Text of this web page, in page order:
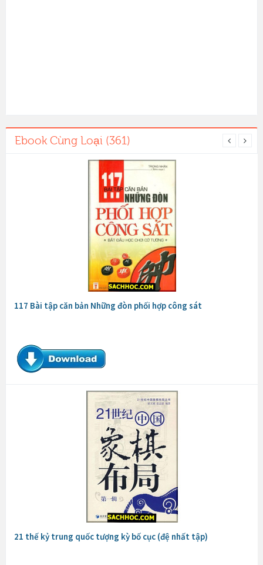
Ebook Cùng Loại (361)
117 Bài tập căn bản Những đòn phối hợp công sát
21 thế kỷ trung quốc tượng kỳ bố cục (đệ nhất tập)